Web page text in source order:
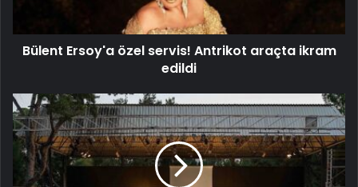
Bülent Ersoy'a özel servis! Antrikot araçta ikram
edildi